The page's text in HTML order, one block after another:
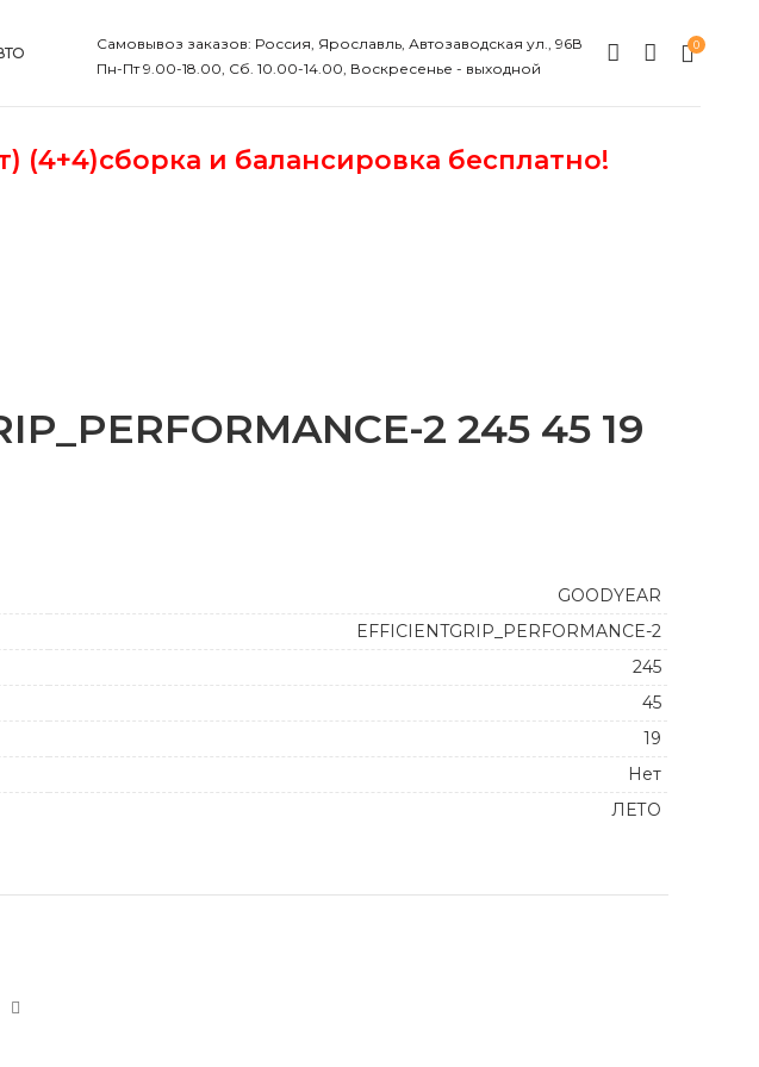
Самовывоз заказов: Россия, Ярославль, Автозаводская ул., 96В
Пн-Пт 9.00-18.00, Сб. 10.00-14.00, Воскресенье - выходной
0
(4+4)сборка и балансировка бесплатно!
2 245 45 19
GOODYEAR
EFFICIENTGRIP_PERFORMANCE-2
245
45
19
Нет
ЛЕТО